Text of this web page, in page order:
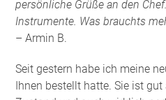
persönliche Grüße an den
Instrumente. Was brauchts
– Armin B.
Seit gestern habe ich meine
Ihnen bestellt hatte. Sie ist